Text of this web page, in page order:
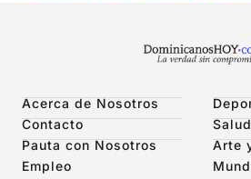
Acerca de Nosotros
Contacto
Pauta con Nosotros
Empleo
Salud
Arte